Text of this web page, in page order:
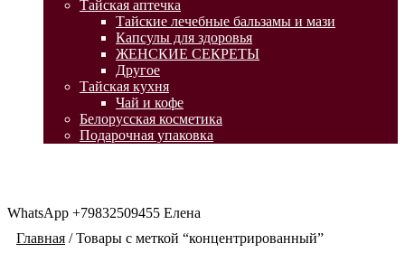
Тайская аптечка
Тайские лечебные бальзамы и мази
Капсулы для здоровья
ЖЕНСКИЕ СЕКРЕТЫ
Другое
Тайская кухня
Чай и кофе
Белорусская косметика
Подарочная упаковка
WhatsApp +79832509455 Елена
Главная /Товары с меткой “концентрированный”